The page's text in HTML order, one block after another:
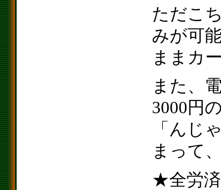
ただこ
みが可
ままカ
また、
3000円
「んじ
まって
★全労